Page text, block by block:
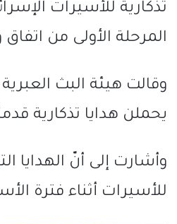
تذكارية للأسيرات
المرحلة الأولى من
وقالت هيئة البث
يحملن هدايا تذكارية
وأشارت إلى أنّ الهدايا
للأسيرات أثناء فترة